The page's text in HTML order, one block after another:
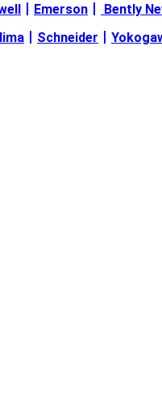
Emerson Bently
Schneider